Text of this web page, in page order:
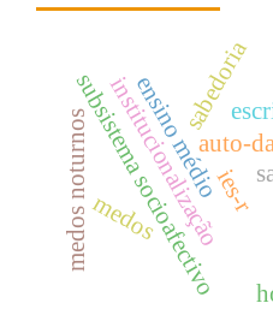
ensino médioauto-
institucionalização
subsistema socioafectivosabedoria
medos
medos noturnos ies-r